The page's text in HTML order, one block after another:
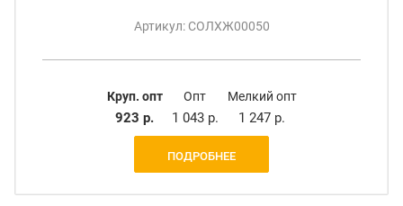
Артикул: СОЛХЖ00050
Круп. опт
923 р.
Опт
1 043 р.
Мелкий опт
1 247 р.
ПОДРОБНЕЕ